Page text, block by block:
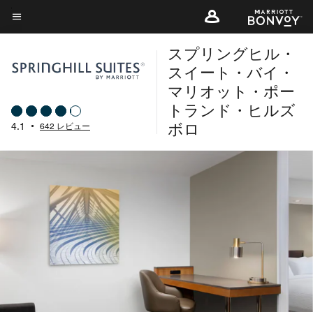
Skip
to
content
メニューのテキスト
4.1 • 642 レビュー
スプリングヒル・
スイート・バイ・
マリオット・ポー
トランド・ヒルズ
ボロ